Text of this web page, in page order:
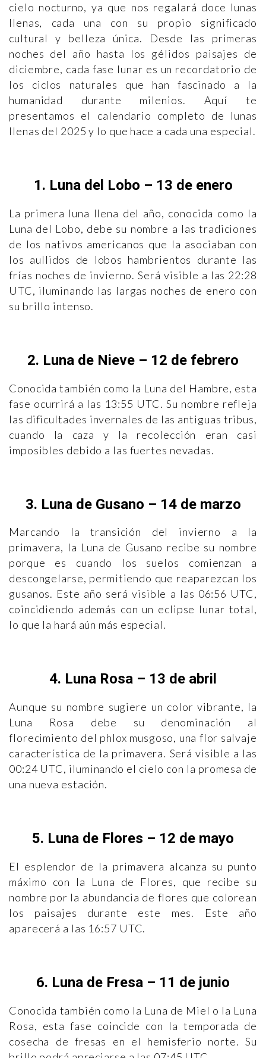
cielo nocturno, ya que nos regalará doce lunas
llenas, cada una con su propio significado
cultural y belleza única. Desde las primeras
noches del año hasta los gélidos paisajes de
diciembre, cada fase lunar es un recordatorio de
los ciclos naturales que han fascinado a la
humanidad durante milenios. Aquí te
presentamos el calendario completo de lunas
llenas del 2025 y lo que hace a cada una especial.
1. Luna del Lobo – 13 de enero
La primera luna llena del año, conocida como la
Luna del Lobo, debe su nombre a las tradiciones
de los nativos americanos que la asociaban con
los aullidos de lobos hambrientos durante las
frías noches de invierno. Será visible a las 22:28
UTC, iluminando las largas noches de enero con
su brillo intenso.
2. Luna de Nieve – 12 de febrero
Conocida también como la Luna del Hambre, esta
fase ocurrirá a las 13:55 UTC. Su nombre refleja
las dificultades invernales de las antiguas tribus,
cuando la caza y la recolección eran casi
imposibles debido a las fuertes nevadas.
3. Luna de Gusano – 14 de marzo
Marcando la transición del invierno a la
primavera, la Luna de Gusano recibe su nombre
porque es cuando los suelos comienzan a
descongelarse, permitiendo que reaparezcan los
gusanos. Este año será visible a las 06:56 UTC,
coincidiendo además con un eclipse lunar total,
lo que la hará aún más especial.
4. Luna Rosa – 13 de abril
Aunque su nombre sugiere un color vibrante, la
Luna Rosa debe su denominación al
florecimiento del phlox musgoso, una flor salvaje
característica de la primavera. Será visible a las
00:24 UTC, iluminando el cielo con la promesa de
una nueva estación.
5. Luna de Flores – 12 de mayo
El esplendor de la primavera alcanza su punto
máximo con la Luna de Flores, que recibe su
nombre por la abundancia de flores que colorean
los paisajes durante este mes. Este año
aparecerá a las 16:57 UTC.
6. Luna de Fresa – 11 de junio
Conocida también como la Luna de Miel o la Luna
Rosa, esta fase coincide con la temporada de
cosecha de fresas en el hemisferio norte. Su